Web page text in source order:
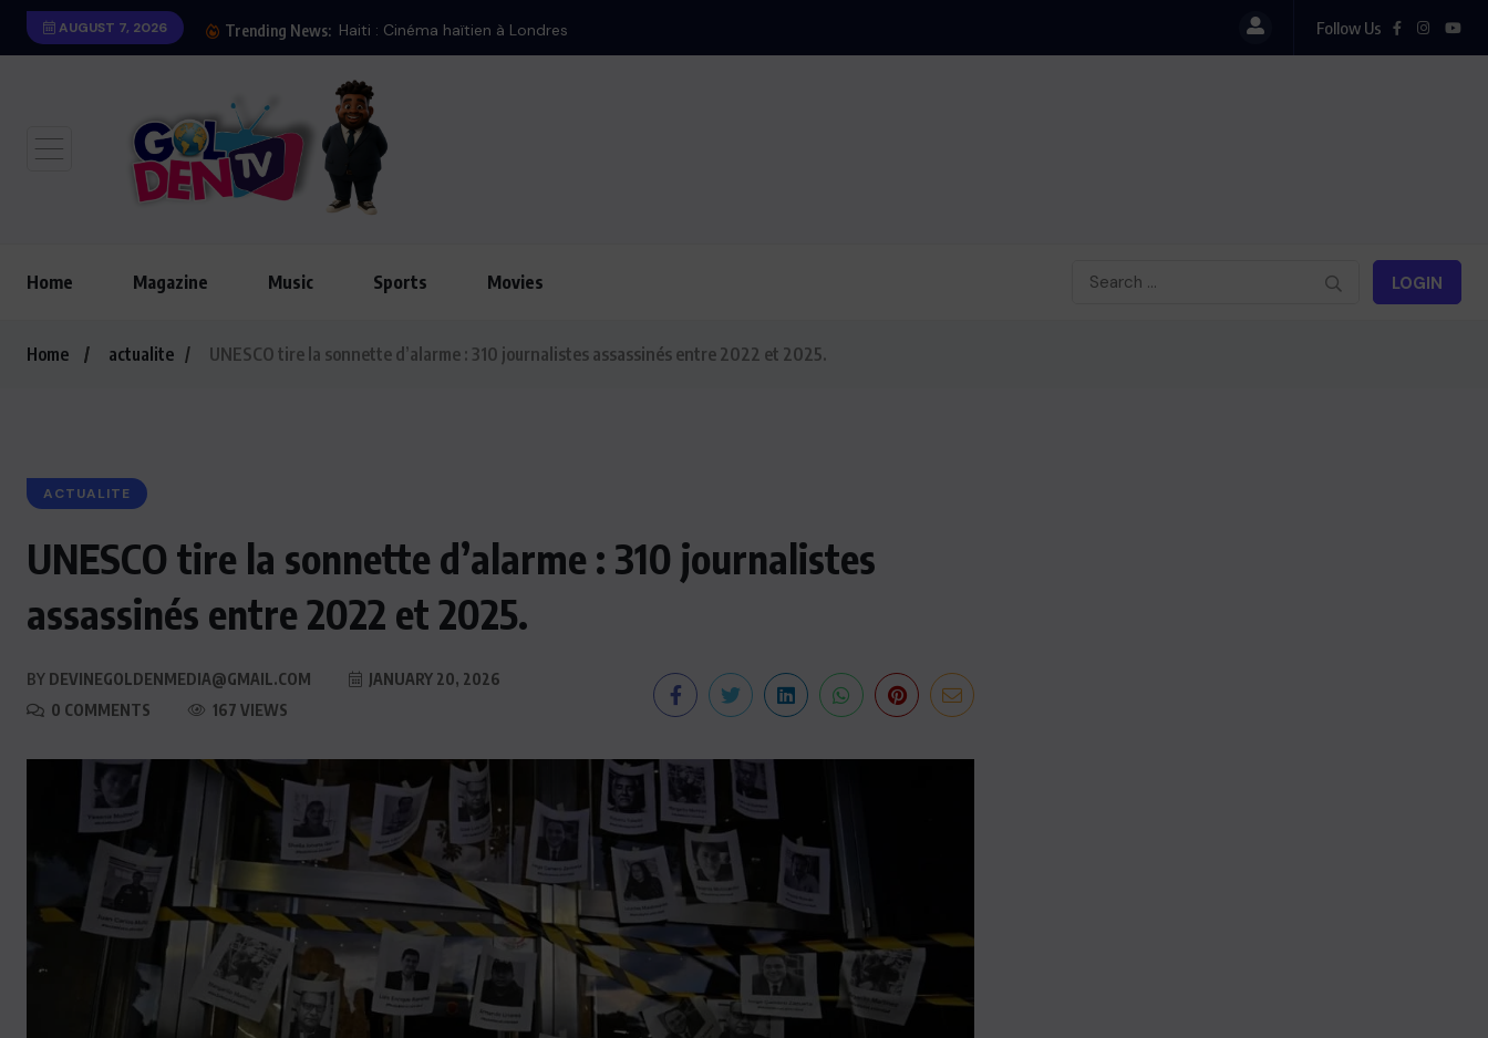
AUGUST 7, 2026 Trending News:
Haiti : Cinéma haïtien à Londres Follow Us
Home Magazine Music Sports Movies LOGIN
Home actualite UNESCO tire la sonnette d’alarme : 310 journalistes assassinés entre 2022 et 2025.
ACTUALITE
UNESCO tire la sonnette d’alarme : 310 journalistes
assassinés entre 2022 et 2025.
BY DEVINEGOLDENMEDIA@GMAIL.COM
JANUARY 20, 2026
0 COMMENTS
167 VIEWS